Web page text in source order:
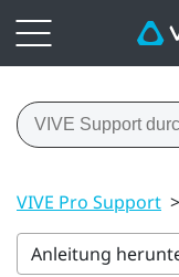
VIVE Pro Support >
Anleitung